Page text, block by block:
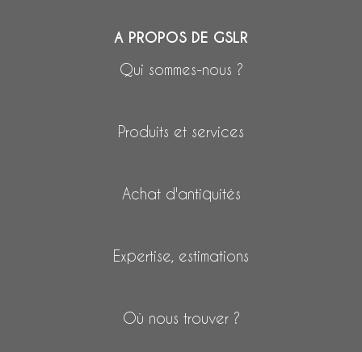
A PROPOS DE GSLR
Qui sommes-nous ?
Produits et services
Achat d'antiquités
Expertise, estimations
Où nous trouver ?